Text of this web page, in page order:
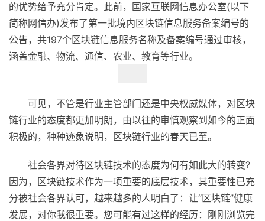
的优势给予充分肯定。此前，国家互联网信息办公室(以下
简称网信办)发布了第一批境内区块链信息服务备案编号的
公告，共197个区块链信息服务名称及备案编号通过审核，
涵盖金融、物流、通信、农业、教育等行业。
可见，不管是行业主管部门还是中央权威媒体，对区块
链行业的态度都更加明朗，由以往的审慎观察到如今的正面
积极的，种种迹象说明，区块链行业的春天已至。
社会各界对待区块链技术的态度为何有如此大的转变?
因为，区块链技术作为一项重要的底层技术，其重要性已充
分被社会各界认可，越来越多的人明白了：让“区块链”健康
发展，对你我很重要。您可能有过这样的经历：刚刚浏览完